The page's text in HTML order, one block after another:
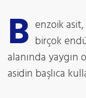
B enzoik
birçok
alanında yaygın
asidin başlıca